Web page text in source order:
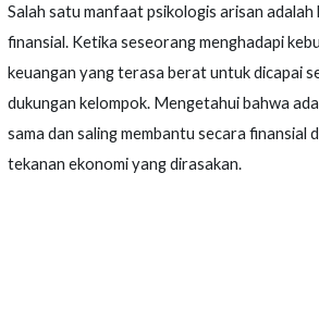
Salah satu manfaat psikologis arisan
finansial. Ketika seseorang menghadapi
keuangan yang terasa berat untuk dicapai
dukungan kelompok. Mengetahui bahwa
sama dan saling membantu secara finansial
tekanan ekonomi yang dirasakan.